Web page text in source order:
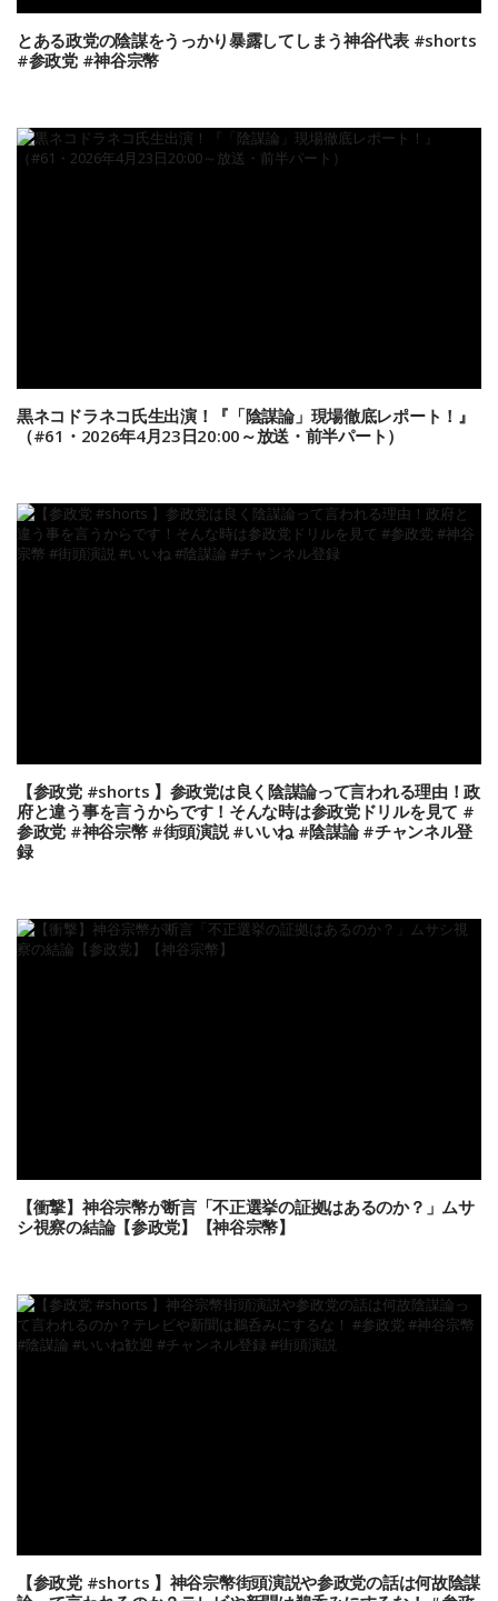
とある政党の陰謀をうっかり暴露してしまう神谷代表 #shorts
#参政党 #神谷宗幣
黒ネコドラネコ氏生出演！『「陰謀論」現場徹底レポート！』
（#61・2026年4月23日20:00～放送・前半パート）
【参政党 #shorts 】参政党は良く陰謀論って言われる理由！政
府と違う事を言うからです！そんな時は参政党ドリルを見て #
参政党 #神谷宗幣 #街頭演説 #いいね #陰謀論 #チャンネル登
録
【衝撃】神谷宗幣が断言「不正選挙の証拠はあるのか？」ムサ
シ視察の結論【参政党】【神谷宗幣】
【参政党 #shorts 】神谷宗幣街頭演説や参政党の話は何故陰謀